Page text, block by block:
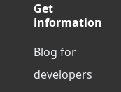
Get
information
Blog for
developers